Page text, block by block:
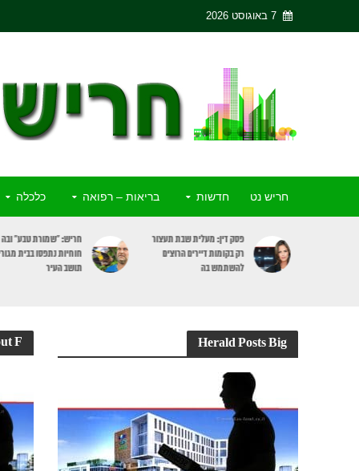
7 באוגוסט 2026
חריש נט חדשות בריאות – רפואה כלכלה
פסק דין: מעלית שבת תעצור
רק בקומות דיירים הרוצים
להשתמש בה
חוחיות נתפסו בבית
תושב העיר
F Herald Posts Big